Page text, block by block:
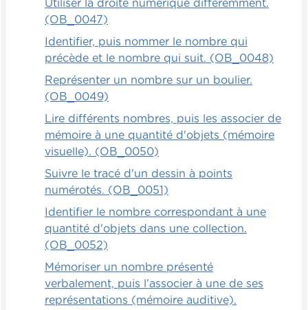
Utiliser la droite numérique différemment.
(OB_0047)
Identifier, puis nommer le nombre qui
précède et le nombre qui suit. (OB_0048)
Représenter un nombre sur un boulier.
(OB_0049)
Lire différents nombres, puis les associer de
mémoire à une quantité d'objets (mémoire
visuelle). (OB_0050)
Suivre le tracé d'un dessin à points
numérotés. (OB_0051)
Identifier le nombre correspondant à une
quantité d'objets dans une collection.
(OB_0052)
Mémoriser un nombre présenté
verbalement, puis l'associer à une de ses
représentations (mémoire auditive).